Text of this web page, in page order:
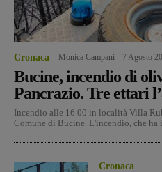
Cronaca Monica Campani 7 Agosto
Bucine, incendio di
Pancrazio. Tre ettari
Incendio alle 16.00 in località Villa
Comune di Bucine. L'incendio, che ha
Cronaca